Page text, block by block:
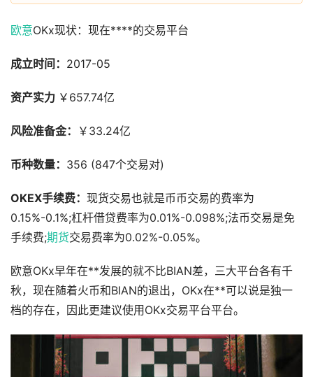
欧意OKx现状：现在****的交易平台
成立时间： 2017-05
资产实力 ￥657.74亿
风险准备金： ￥33.24亿
币种数量： 356 (847个交易对)
OKEX手续费： 现货交易也就是币币交易的费率为
0.15%-0.1%;杠杆借贷费率为0.01%-0.098%;法币交易是免
手续费;期货交易费率为0.02%-0.05%。
欧意OKx早年在**发展的就不比BIAN差，三大平台各有千
秋，现在随着火币和BIAN的退出，OKx在**可以说是独一
档的存在，因此更建议使用OKx交易平台平台。